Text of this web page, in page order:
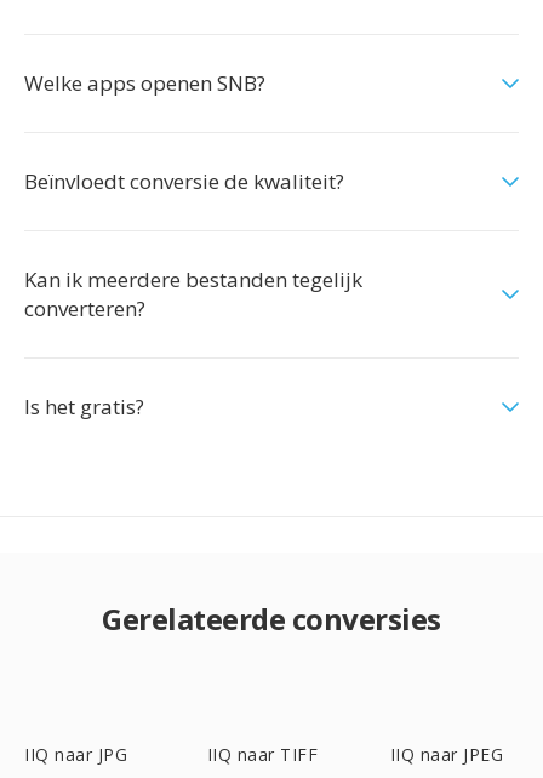
Welke apps openen SNB?
Beïnvloedt conversie de kwaliteit?
Kan ik meerdere bestanden tegelijk
converteren?
Is het gratis?
Gerelateerde conversies
IIQ naar JPG IIQ naar TIFF IIQ naar JPEG